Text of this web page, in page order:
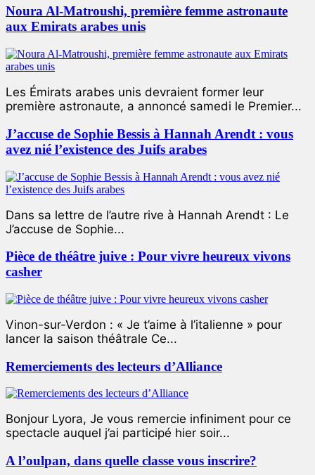
Noura Al-Matroushi, première femme astronaute
aux Emirats arabes unis
Les Émirats arabes unis devraient former leur
première astronaute, a annoncé samedi le Premier...
J’accuse de Sophie Bessis à Hannah Arendt : vous
avez nié l’existence des Juifs arabes
Dans sa lettre de l’autre rive à Hannah Arendt : Le
J’accuse de Sophie...
Pièce de théâtre juive : Pour vivre heureux vivons
casher
Vinon-sur-Verdon : « Je t’aime à l’italienne » pour
lancer la saison théâtrale Ce...
Remerciements des lecteurs d’Alliance
Bonjour Lyora, Je vous remercie infiniment pour ce
spectacle auquel j’ai participé hier soir...
A l’oulpan, dans quelle classe vous inscrire?